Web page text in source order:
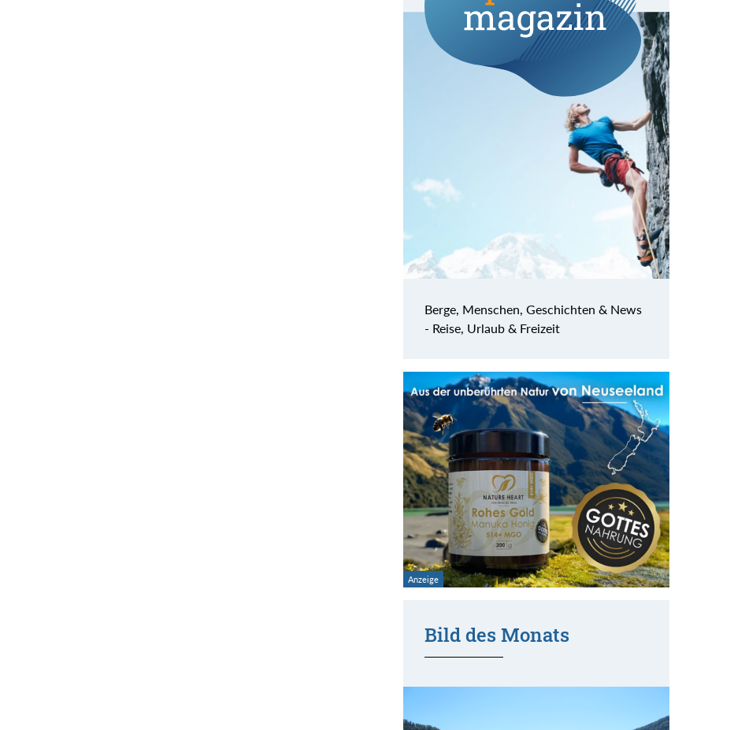
Berge, Menschen, Geschichten & News
- Reise, Urlaub & Freizeit
Bild des Monats